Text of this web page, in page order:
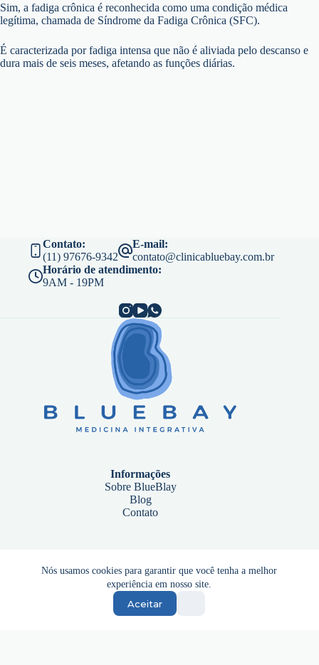
Nós usamos cookies para garantir que você tenha a melhor
experiência em nosso site.
Aceitar
Sim, a fadiga crônica é reconhecida como uma condição médica
legítima, chamada de Síndrome da Fadiga Crônica (SFC).
É caracterizada por fadiga intensa que não é aliviada pelo descanso e
dura mais de seis meses, afetando as funções diárias.
Contato:
(11) 97676-9342
E-mail:
contato@clinicabluebay.com.br
Horário de atendimento:
9AM - 19PM
Informações
Sobre BlueBlay
Blog
Contato
Alameda Mamoré, 535 – 13º andar, Sala 1301
Alphaville Industrial, Barueri – SP
Clinica BlueBay | Todos direitos reservados © 2026 .